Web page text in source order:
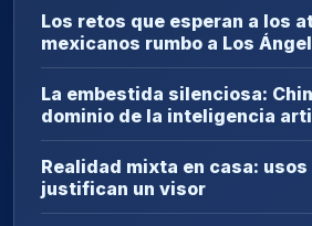
Los retos que esperan a los
mexicanos rumbo a Los
La embestida silenciosa:
dominio de la inteligencia
Realidad mixta en casa:
justifican un visor